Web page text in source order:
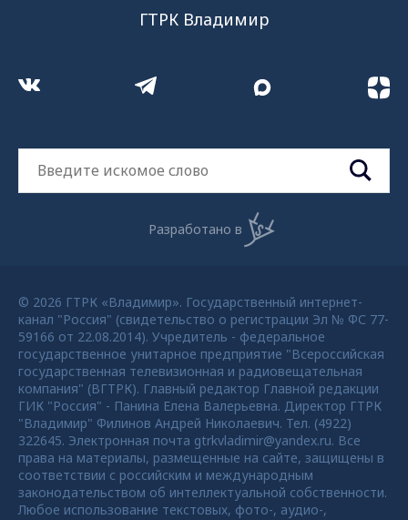
ГТРК Владимир
Разработано в
© 2026 ГТРК «Владимир». Государственный интернет-
канал "Россия" (свидетельство о регистрации Эл № ФС 77-
59166 от 22.08.2014). Учредитель - федеральное
государственное унитарное предприятие "Всероссийская
государственная телевизионная и радиовещательная
компания" (ВГТРК). Главный редактор Главной редакции
ГИК "Россия" - Панина Елена Валерьевна. Директор ГТРК
"Владимир" Филинов Андрей Николаевич. Тел. (4922)
322645. Электронная почта gtrkvladimir@yandex.ru. Все
права на материалы, размещенные на сайте, защищены в
соответствии с российским и международным
законодательством об интеллектуальной собственности.
Любое использование текстовых, фото-, аудио-,